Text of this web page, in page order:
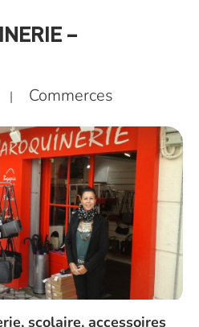
–
| Commerces
scolaire, accessoires